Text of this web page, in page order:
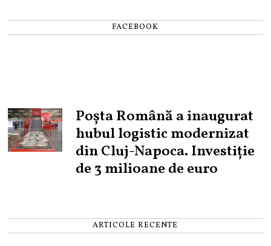
FACEBOOK
Poșta Română a inaugurat
hubul logistic modernizat
din Cluj-Napoca. Investiție
de 3 milioane de euro
ARTICOLE RECENTE